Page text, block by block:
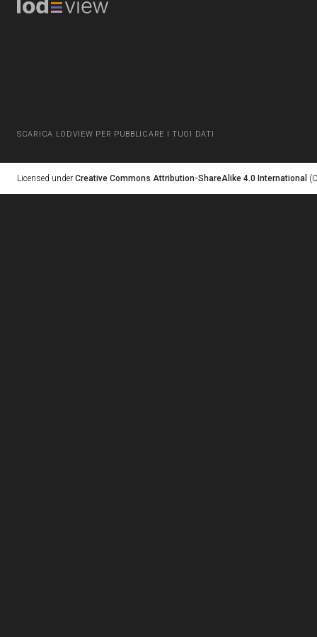
SCARICA LODVIEW PER PUBBLICARE I TUOI DATI
Licensed under Creative Commons Attribution-ShareAlike 4.0 International